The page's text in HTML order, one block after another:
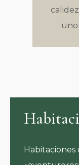
uno
Habitaciones